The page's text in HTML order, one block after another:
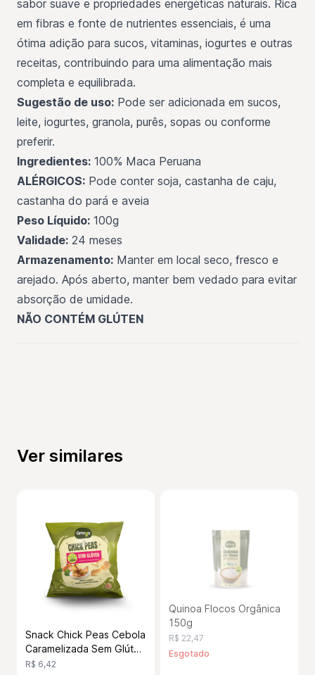
sabor suave e propriedades energéticas naturais. Rica
em fibras e fonte de nutrientes essenciais, é uma
ótima adição para sucos, vitaminas, iogurtes e outras
receitas, contribuindo para uma alimentação mais
completa e equilibrada.
Sugestão de uso: Pode ser adicionada em sucos,
leite, iogurtes, granola, purês, sopas ou conforme
preferir.
Ingredientes: 100% Maca Peruana
ALÉRGICOS: Pode conter soja, castanha de caju,
castanha do pará e aveia
Peso Líquido: 100g
Validade: 24 meses
Armazenamento: Manter em local seco, fresco e
arejado. Após aberto, manter bem vedado para evitar
absorção de umidade.
NÃO CONTÉM GLÚTEN
Ver similares
Snack Chick Peas Cebola
Caramelizada Sem Glúten
40 Gramas
R$ 6,42
Quinoa Flocos Orgânica
150g
R$ 22,47
Esgotado